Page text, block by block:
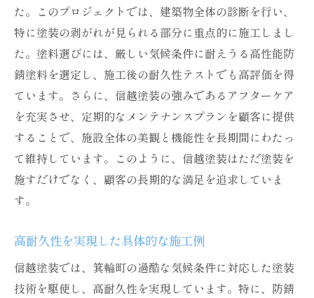
た。このプロジェクトでは、建築物全体の診断を行い、
特に塗装の剥がれが見られる部分に重点的に施工しまし
た。塗料選びには、厳しい気候条件に耐えうる高性能防
錆塗料を選定し、施工後の耐久性テストでも高評価を得
ています。さらに、信越塗装の強みであるアフターケア
を充実させ、定期的なメンテナンスプランを顧客に提供
することで、施設全体の美観と機能性を長期間にわたっ
て維持しています。このように、信越塗装はただ塗装を
施すだけでなく、顧客の長期的な満足を追求していま
す。
高耐久性を実現した具体的な施工例
信越塗装では、箕輪町の過酷な気候条件に対応した塗装
技術を駆使し、高耐久性を実現しています。特に、防錆